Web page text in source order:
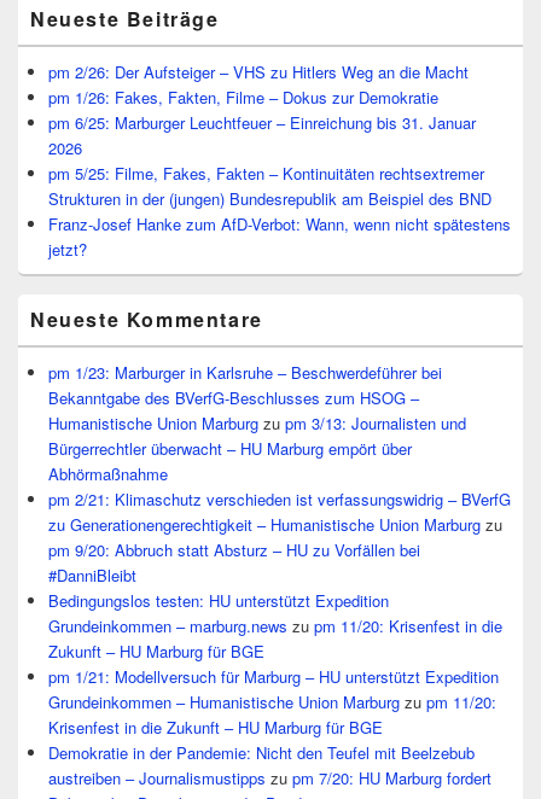
Seitenleisten
Widget-
Bereich
Neueste Beiträge
pm 2/26: Der Aufsteiger – VHS zu Hitlers Weg an die Macht
pm 1/26: Fakes, Fakten, Filme – Dokus zur Demokratie
pm 6/25: Marburger Leuchtfeuer – Einreichung bis 31. Januar
2026
pm 5/25: Filme, Fakes, Fakten – Kontinuitäten rechtsextremer
Strukturen in der (jungen) Bundesrepublik am Beispiel des BND
Franz-Josef Hanke zum AfD-Verbot: Wann, wenn nicht spätestens
jetzt?
Neueste Kommentare
pm 1/23: Marburger in Karlsruhe – Beschwerdeführer bei
Bekanntgabe des BVerfG-Beschlusses zum HSOG –
Humanistische Union Marburg zu pm 3/13: Journalisten und
Bürgerrechtler überwacht – HU Marburg empört über
Abhörmaßnahme
pm 2/21: Klimaschutz verschieden ist verfassungswidrig – BVerfG
zu Generationengerechtigkeit – Humanistische Union Marburg zu
pm 9/20: Abbruch statt Absturz – HU zu Vorfällen bei
#DanniBleibt
Bedingungslos testen: HU unterstützt Expedition
Grundeinkommen – marburg.news zu pm 11/20: Krisenfest in die
Zukunft – HU Marburg für BGE
pm 1/21: Modellversuch für Marburg – HU unterstützt Expedition
Grundeinkommen – Humanistische Union Marburg zu pm 11/20:
Krisenfest in die Zukunft – HU Marburg für BGE
Demokratie in der Pandemie: Nicht den Teufel mit Beelzebub
austreiben – Journalismustipps zu pm 7/20: HU Marburg fordert